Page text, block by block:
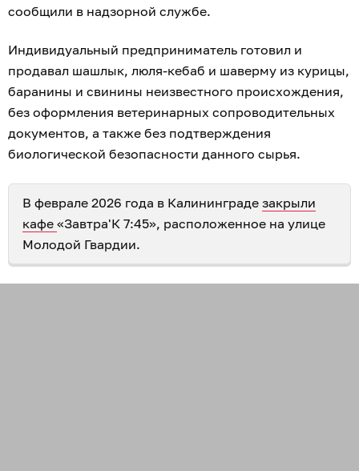
сообщили в надзорной службе.
Индивидуальный предприниматель готовил и
продавал шашлык, люля-кебаб и шаверму из курицы,
баранины и свинины неизвестного происхождения,
без оформления ветеринарных сопроводительных
документов, а также без подтверждения
биологической безопасности данного сырья.
В феврале 2026 года в Калининграде закрыли
кафе «Завтра'К 7:45», расположенное на улице
Молодой Гвардии.